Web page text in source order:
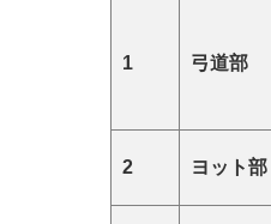
1 弓道部
2 ヨット部